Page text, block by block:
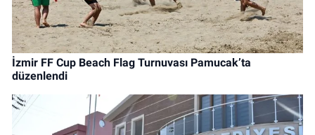
İzmir FF Cup Beach Flag Turnuvası Pamucak’ta
düzenlendi